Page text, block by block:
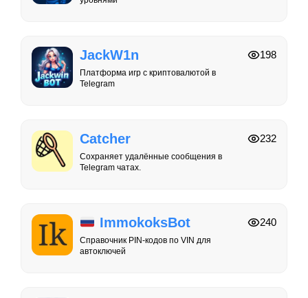
JackW1n
Платформа игр с криптовалютой в
Telegram
198
Catcher
Сохраняет удалённые сообщения в
Telegram чатах.
232
ImmokoksBot
Справочник PIN-кодов по VIN для
автоключей
240